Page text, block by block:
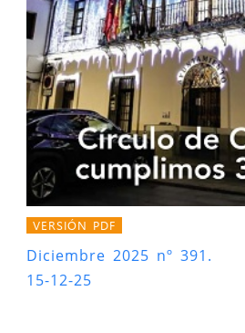
VERSIÓN PDF
Diciembre 2025 nº 391.
15-12-25